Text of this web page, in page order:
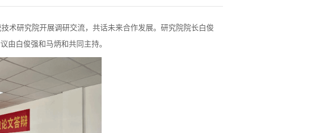
术研究院开展调研交流，共话未来合作发展。研究院院长白俊
由白俊强和马炳和共同主持。